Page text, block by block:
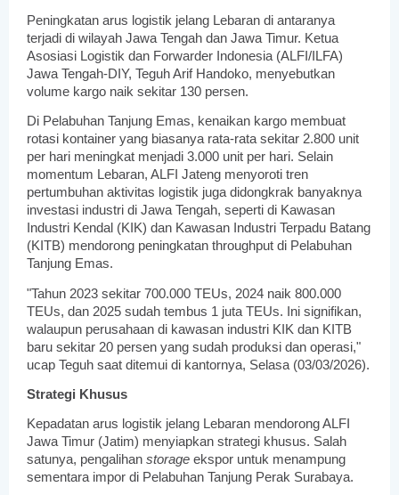
Peningkatan arus logistik jelang Lebaran di antaranya
terjadi di wilayah Jawa Tengah dan Jawa Timur. Ketua
Asosiasi Logistik dan Forwarder Indonesia (ALFI/ILFA)
Jawa Tengah-DIY, Teguh Arif Handoko, menyebutkan
volume kargo naik sekitar 130 persen.
Di Pelabuhan Tanjung Emas, kenaikan kargo membuat
rotasi kontainer yang biasanya rata-rata sekitar 2.800 unit
per hari meningkat menjadi 3.000 unit per hari. Selain
momentum Lebaran, ALFI Jateng menyoroti tren
pertumbuhan aktivitas logistik juga didongkrak banyaknya
investasi industri di Jawa Tengah, seperti di Kawasan
Industri Kendal (KIK) dan Kawasan Industri Terpadu Batang
(KITB) mendorong peningkatan throughput di Pelabuhan
Tanjung Emas.
"Tahun 2023 sekitar 700.000 TEUs, 2024 naik 800.000
TEUs, dan 2025 sudah tembus 1 juta TEUs. Ini signifikan,
walaupun perusahaan di kawasan industri KIK dan KITB
baru sekitar 20 persen yang sudah produksi dan operasi,"
ucap Teguh saat ditemui di kantornya, Selasa (03/03/2026).
Strategi Khusus
Kepadatan arus logistik jelang Lebaran mendorong ALFI
Jawa Timur (Jatim) menyiapkan strategi khusus. Salah
satunya, pengalihan storage ekspor untuk menampung
sementara impor di Pelabuhan Tanjung Perak Surabaya.